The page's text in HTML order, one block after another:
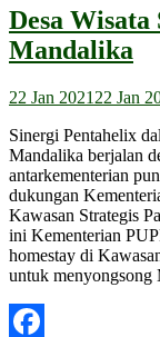
Desa
Mandalika
22 Jan 2021 22 Jan
Sinergi Pentahelix
Mandalika berjalan
antarkementerian
dukungan
Kawasan Strategis
ini Kementerian
homestay di
untuk